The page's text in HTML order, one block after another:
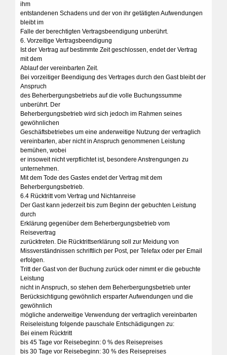
ihm
entstandenen Schadens und der von ihr getätigten Aufwendungen
bleibt im
Falle der berechtigten Vertragsbeendigung unberührt.
6. Vorzeitige Vertragsbeendigung
Ist der Vertrag auf bestimmte Zeit geschlossen, endet der Vertrag
mit dem
Ablauf der vereinbarten Zeit.
Bei vorzeitiger Beendigung des Vertrages durch den Gast bleibt der
Anspruch
des Beherbergungsbetriebs auf die volle Buchungssumme
unberührt. Der
Beherbergungsbetrieb wird sich jedoch im Rahmen seines
gewöhnlichen
Geschäftsbetriebes um eine anderweitige Nutzung der vertraglich
vereinbarten, aber nicht in Anspruch genommenen Leistung
bemühen, wobei
er insoweit nicht verpflichtet ist, besondere Anstrengungen zu
unternehmen.
Mit dem Tode des Gastes endet der Vertrag mit dem
Beherbergungsbetrieb.
6.4 Rücktritt vom Vertrag und Nichtanreise
Der Gast kann jederzeit bis zum Beginn der gebuchten Leistung
durch
Erklärung gegenüber dem Beherbergungsbetrieb vom
Reisevertrag
zurücktreten. Die Rücktrittserklärung soll zur Meidung von
Missverständnissen schriftlich per Post, per Telefax oder per Email
erfolgen.
Tritt der Gast von der Buchung zurück oder nimmt er die gebuchte
Leistung
nicht in Anspruch, so stehen dem Beherbergungsbetrieb unter
Berücksichtigung gewöhnlich ersparter Aufwendungen und die
gewöhnlich
mögliche anderweitige Verwendung der vertraglich vereinbarten
Reiseleistung folgende pauschale Entschädigungen zu:
Bei einem Rücktritt
bis 45 Tage vor Reisebeginn: 0 % des Reisepreises
bis 30 Tage vor Reisebeginn: 30 % des Reisepreises